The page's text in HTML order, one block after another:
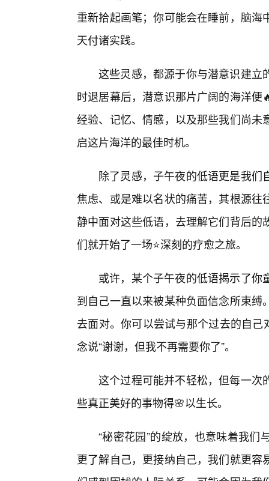
重新拾起画笔；你可能会在睡前，脑
天付诸实践。
这些灵感，都源于你与潜意识建立
时退居幕后，潜意识那片广阔的海洋
经验、记忆、情感，以及那些我们尚
启这片海洋的最佳时机。
除了灵感，子午夜的低语更是我
焦虑、或是难以名状的痛苦，其根源
静中面对这些低语，去理解它们背后
们就开始了一场⭐深刻的疗愈之旅。
或许，某个子午夜的低语揭示了
到自己一直以来被某种负面信念所束
去面对。你可以尝试与那个过去的自
念说“谢谢，但我不再需要你了”。
这个过程可能并不轻松，但每一次
些真正美好的事物得🌸以生长。
“秘密花园”的绽放，也意味着我
更了解自己，更接纳自己，我们就更